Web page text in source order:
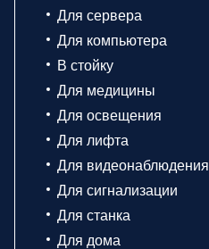
Для сервера
Для компьютера
В стойку
Для медицины
Для освещения
Для лифта
Для видеонаблюдения
Для сигнализации
Для станка
Для дома